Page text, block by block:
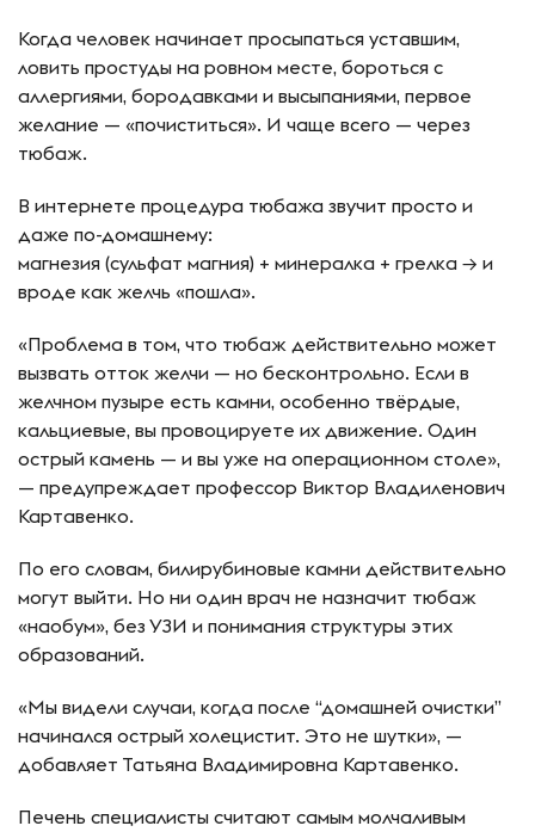
Когда человек начинает просыпаться уставшим,
ловить простуды на ровном месте, бороться с
аллергиями, бородавками и высыпаниями, первое
желание — «почиститься». И чаще всего — через
тюбаж.
В интернете процедура тюбажа звучит просто и
даже по-домашнему:
магнезия (сульфат магния) + минералка + грелка → и
вроде как желчь «пошла».
«Проблема в том, что тюбаж действительно может
вызвать отток желчи — но бесконтрольно. Если в
желчном пузыре есть камни, особенно твёрдые,
кальциевые, вы провоцируете их движение. Один
острый камень — и вы уже на операционном столе»,
— предупреждает профессор Виктор Владиленович
Картавенко.
По его словам, билирубиновые камни действительно
могут выйти. Но ни один врач не назначит тюбаж
«наобум», без УЗИ и понимания структуры этих
образований.
«Мы видели случаи, когда после “домашней очистки”
начинался острый холецистит. Это не шутки», —
добавляет Татьяна Владимировна Картавенко.
Печень специалисты считают самым молчаливым